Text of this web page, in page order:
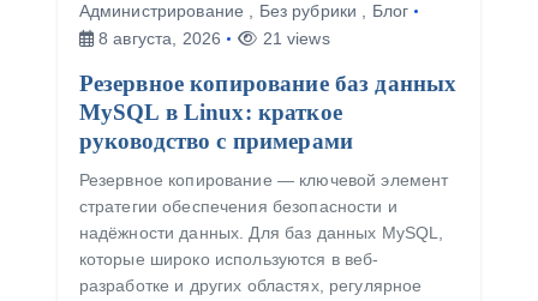
Администрирование , Без рубрики , Блог
8 августа, 2026
21 views
Резервное копирование баз данных
MySQL в Linux: краткое
руководство с примерами
Резервное копирование — ключевой элемент
стратегии обеспечения безопасности и
надёжности данных. Для баз данных MySQL,
которые широко используются в веб-
разработке и других областях, регулярное